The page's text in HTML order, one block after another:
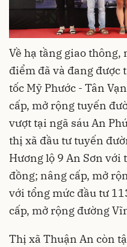
Về hạ tầng giao
điểm đã và đang
tốc Mỹ Phước - Tân
cấp, mở rộng tuyến
vượt tại ngã sáu An
thị xã đầu tư tuyến
Hương lộ 9 An Sơn với
đồng; nâng cấp, mở
với tổng mức đầu tư
cấp, mở rộng đường
Thị xã Thuận An còn